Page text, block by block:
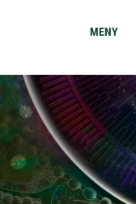
MENY